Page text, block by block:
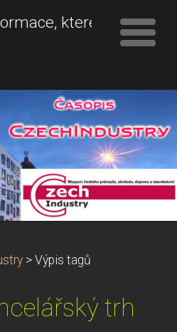
které
> Výpis tagů
trh